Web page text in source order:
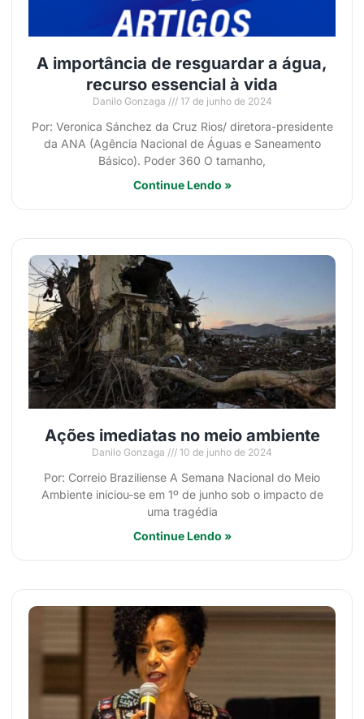
A importância de resguardar a água,
recurso essencial à vida
Danilo Gonzaga 17 de junho de 2024
Por: Veronica Sánchez da Cruz Rios/ diretora-presidente
da ANA (Agência Nacional de Águas e Saneamento
Básico). Poder 360 O tamanho,
Continue Lendo »
Ações imediatas no meio ambiente
Danilo Gonzaga 10 de junho de 2024
Por: Correio Braziliense A Semana Nacional do Meio
Ambiente iniciou-se em 1º de junho sob o impacto de
uma tragédia
Continue Lendo »